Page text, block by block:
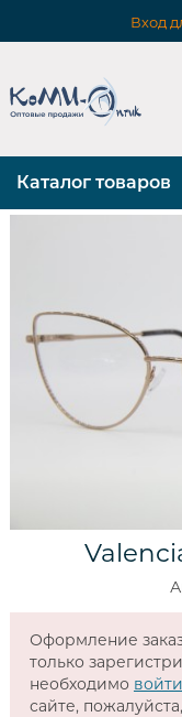
Вход
Каталог товаров
Оформление
только
необходимо
сайте, пожалуйста,